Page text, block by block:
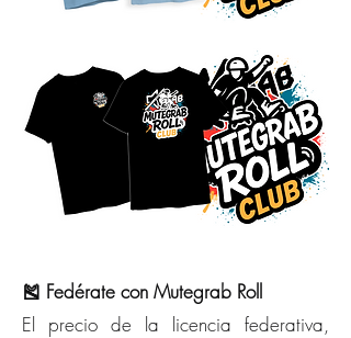
🎽 Fedérate con Mutegrab Roll
El precio de la licencia federativa,